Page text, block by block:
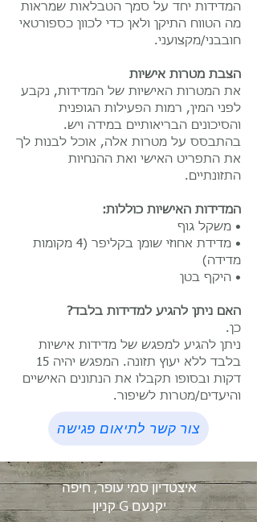
המדידות יחד על סמך הטבלאות שמראות
מה הטווח התיקן ולאן כדי לכוון כספורטאי
חובבני/מקצועני.
הצבת מטרות אישיות
את המטרות האישיות של המדידות, נקבע
לפני המין, רמות הפעילות הגופנית
והסיכונים הבריאותיים במידה ויש.
בהתבסס על מטרות אלה, אוכל לבנות לך
את התפריט האישי ואת ההנחיות
התזונתיים.
המדידות האישיות כוללות:
• משקל גוף
• מדידת אחוזי שומן בקליפר (4 מקומות
מדידה)
• היקף בטן
האם ניתן להגיע למדידות בלבד?
כן.
ניתן להגיע למפגש של מדידות אישיות
בלבד ללא יעוץ תזונה. המפגש יהיה 15
דקות ובסופו תקבלו את הנתונים האישיים
והיעדים/מטרות לשיפור.
צור קשר לתיאום פגישה
איצטדיון סמי עופר, חיפה
קניון G יקנעם